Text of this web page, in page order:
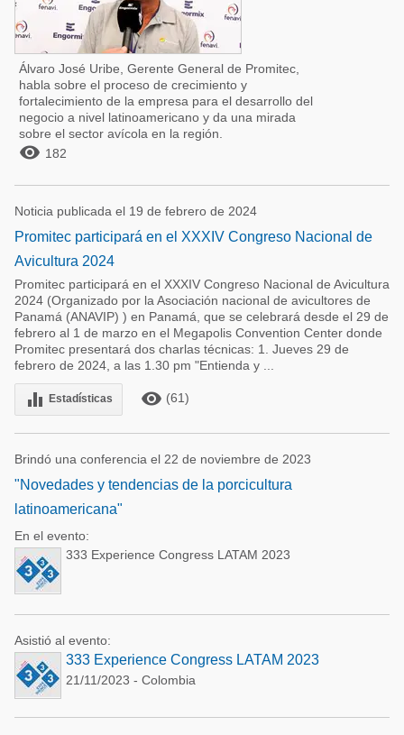
Álvaro José Uribe, Gerente General de Promitec,
habla sobre el proceso de crecimiento y
fortalecimiento de la empresa para el desarrollo del
negocio a nivel latinoamericano y da una mirada
sobre el sector avícola en la región.
 182
Noticia publicada el 19 de febrero de 2024
Promitec participará en el XXXIV Congreso Nacional de
Avicultura 2024
Promitec participará en el XXXIV Congreso Nacional de Avicultura
2024 (Organizado por la Asociación nacional de avicultores de
Panamá (ANAVIP) ) en Panamá, que se celebrará desde el 29 de
febrero al 1 de marzo en el Megapolis Convention Center donde
Promitec presentará dos charlas técnicas: 1. Jueves 29 de
febrero de 2024, a las 1.30 pm "Entienda y ...
equalizer Estadísticas remove_red_eye (61)
Brindó una conferencia el 22 de noviembre de 2023
"Novedades y tendencias de la porcicultura
latinoamericana"
En el evento:
333 Experience Congress LATAM 2023
Asistió al evento:
333 Experience Congress LATAM 2023
21/11/2023 - Colombia